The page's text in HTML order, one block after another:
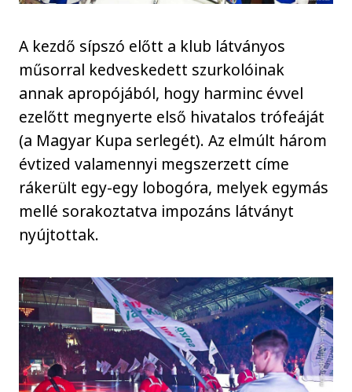
A kezdő sípszó előtt a klub látványos
műsorral kedveskedett szurkolóinak
annak apropójából, hogy harminc évvel
ezelőtt megnyerte első hivatalos trófeáját
(a Magyar Kupa serlegét). Az elmúlt három
évtized valamennyi megszerzett címe
rákerült egy-egy lobogóra, melyek egymás
mellé sorakoztatva impozáns látványt
nyújtottak.